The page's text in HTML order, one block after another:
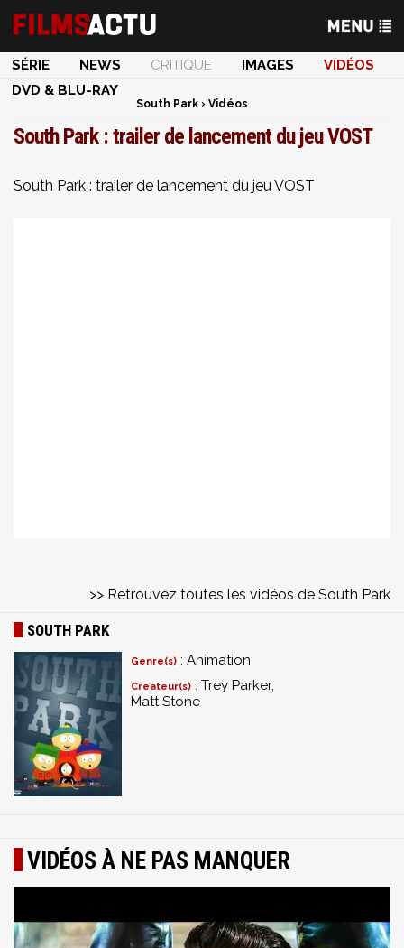
SÉRIE NEWS CRITIQUE IMAGES
VIDÉOS
DVD & BLU-RAY
South Park › Vidéos
South Park : trailer de lancement du jeu VOST
South Park : trailer de lancement du jeu VOST
>> Retrouvez toutes les vidéos de South Park
SOUTH PARK
Genre(s) : Animation
Créateur(s) : Trey Parker,
Matt Stone
VIDÉOS À NE PAS MANQUER